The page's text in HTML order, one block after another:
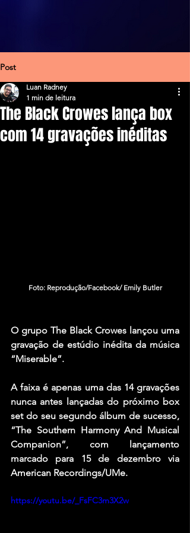
Post
The Black Crowes lança box
com 14 gravações inéditas
Luan Radney
1 min de leitura
Foto: Reprodução/Facebook/ Emily Butler
O grupo The Black Crowes lançou uma
gravação de estúdio inédita da música
“Miserable”.
A faixa é apenas uma das 14 gravações
nunca antes lançadas do próximo box
set do seu segundo álbum de sucesso,
“The Southern Harmony And Musical
Companion”, com lançamento
marcado para 15 de dezembro via
American Recordings/UMe.
https://youtu.be/_FsFC3m3X2w